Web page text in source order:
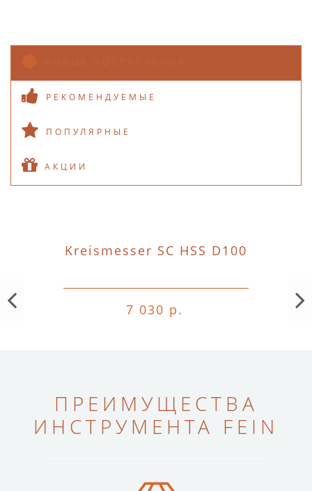
РЕКОМЕНДУЕМЫЕ
ПОПУЛЯРНЫЕ
АКЦИИ
Kreismesser SC HSS D100
7 030 р.
ПРЕИМУЩЕСТВА
ИНСТРУМЕНТА FEIN